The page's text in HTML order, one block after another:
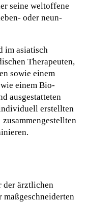
seine weltoffene
oder neun-
im asiatisch
Therapeuten,
sowie einem
einem Bio-
ausgestatteten
erstellten
der ärztlichen